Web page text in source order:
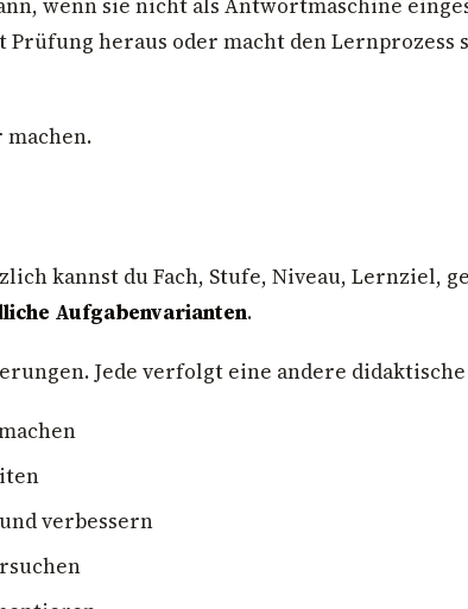
wenn sie nicht als Antwortmaschine
heraus oder macht den
kannst du Fach, Stufe, Niveau, Lernziel,
Aufgabenvarianten.
Jede verfolgt eine andere
verbessern